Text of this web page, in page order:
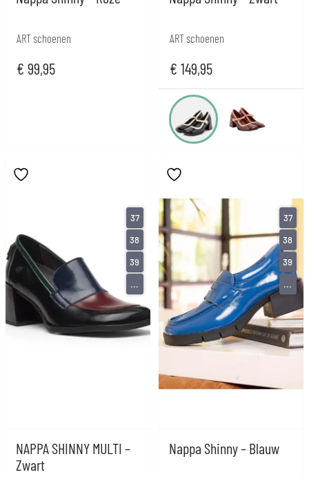
ART schoenen
€ 99,95
ART schoenen
€ 149,95
NAPPA SHINNY MULTI –
Zwart
37
38
39
...
Nappa Shinny – Blauw
37
38
39
...